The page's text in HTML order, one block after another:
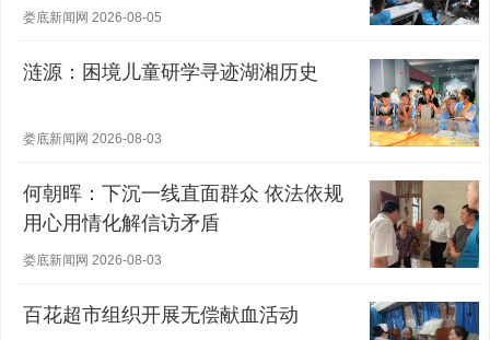
娄底新闻网 2026-08-05
涟源：困境儿童研学寻迹湖湘历史
娄底新闻网 2026-08-03
何朝晖：下沉一线直面群众 依法依规
用心用情化解信访矛盾
娄底新闻网 2026-08-03
百花超市组织开展无偿献血活动